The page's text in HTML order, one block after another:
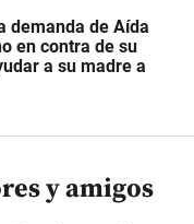
demanda de Aída
en contra de su
a su madre a
y amigos